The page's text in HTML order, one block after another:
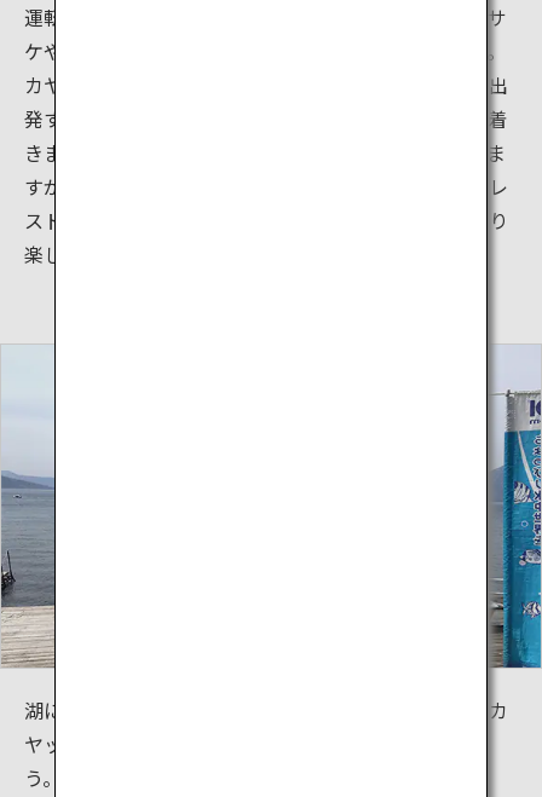
運転しない方にはビールも販売しています。岸辺にはサ
ケやマスを狙う釣り人の姿が見られるときもあります。
カヤックやジェットスキーに乗る場合は、この岸から出
発するとよいでしょう。湖を一周すれば支笏湖温泉に着
きます。支笏湖温泉の辺りは北岸より観光化されていま
すが、洞爺湖とは比べ物にならないほど素朴で静か。レ
ストランが数軒ありますから、おいしい食事をゆっくり
楽しめます。
湖にもっと触れたい方は、レンタルの足こぎボートやカ
ヤック、定期観光船などで湖を周遊してもよいでしょ
う。高速艇による遊覧も体験できます。